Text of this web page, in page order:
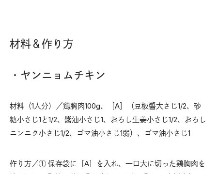
材料＆作り方
・ヤンニョムチキン
材料（1人分）／鶏胸肉100g、［A］（豆板醬大さじ1/2、砂
糖小さじ1と1/2、醬油小さじ1、おろし生姜小さじ1/2、おろし
ニンニク小さじ1/2、ゴマ油小さじ1弱）、ゴマ油小さじ1
作り方／① 保存袋に［A］を入れ、一口大に切った鶏胸肉を